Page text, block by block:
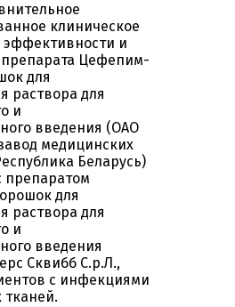
клиническое
эффективности и
препарата Цефепим-
для
раствора для
и
введения (ОАО
медицинских
Беларусь)
препаратом
для
раствора для
и
введения
Сквибб С.р.Л.,
с инфекциями
тканей.